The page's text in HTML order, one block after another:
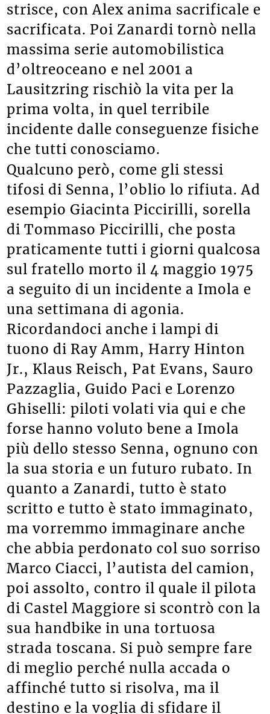
strisce, con Alex anima sacrificale e
sacrificata. Poi Zanardi tornò nella
massima serie automobilistica
d’oltreoceano e nel 2001 a
Lausitzring rischiò la vita per la
prima volta, in quel terribile
incidente dalle conseguenze fisiche
che tutti conosciamo.
Qualcuno però, come gli stessi
tifosi di Senna, l’oblio lo rifiuta. Ad
esempio Giacinta Piccirilli, sorella
di Tommaso Piccirilli, che posta
praticamente tutti i giorni qualcosa
sul fratello morto il 4 maggio 1975
a seguito di un incidente a Imola e
una settimana di agonia.
Ricordandoci anche i lampi di
tuono di Ray Amm, Harry Hinton
Jr., Klaus Reisch, Pat Evans, Sauro
Pazzaglia, Guido Paci e Lorenzo
Ghiselli: piloti volati via qui e che
forse hanno voluto bene a Imola
più dello stesso Senna, ognuno con
la sua storia e un futuro rubato. In
quanto a Zanardi, tutto è stato
scritto e tutto è stato immaginato,
ma vorremmo immaginare anche
che abbia perdonato col suo sorriso
Marco Ciacci, l’autista del camion,
poi assolto, contro il quale il pilota
di Castel Maggiore si scontrò con la
sua handbike in una tortuosa
strada toscana. Si può sempre fare
di meglio perché nulla accada o
affinché tutto si risolva, ma il
destino e la voglia di sfidare il